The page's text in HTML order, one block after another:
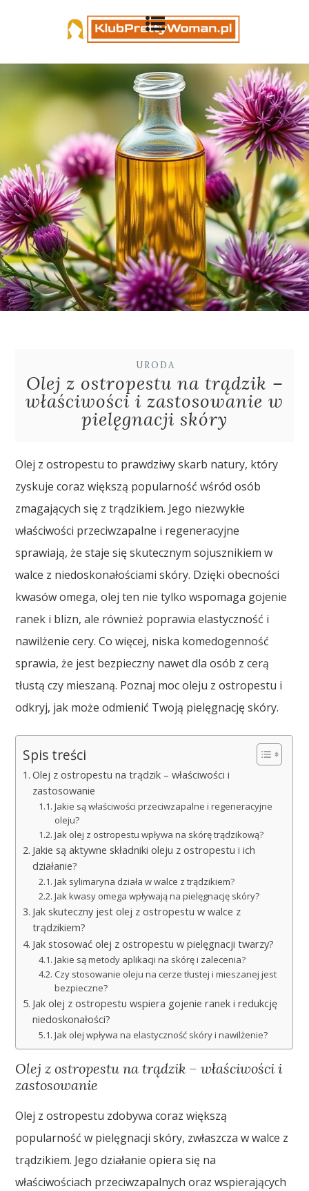
URODA
Olej z ostropestu na trądzik –
właściwości i zastosowanie w
pielęgnacji skóry
Olej z ostropestu to prawdziwy skarb natury, który
zyskuje coraz większą popularność wśród osób
zmagających się z trądzikiem. Jego niezwykłe
właściwości przeciwzapalne i regeneracyjne
sprawiają, że staje się skutecznym sojusznikiem w
walce z niedoskonałościami skóry. Dzięki obecności
kwasów omega, olej ten nie tylko wspomaga gojenie
ranek i blizn, ale również poprawia elastyczność i
nawilżenie cery. Co więcej, niska komedogenność
sprawia, że jest bezpieczny nawet dla osób z cerą
tłustą czy mieszaną. Poznaj moc oleju z ostropestu i
odkryj, jak może odmienić Twoją pielęgnację skóry.
Spis treści
Olej z ostropestu na trądzik – właściwości i
zastosowanie
Jakie są właściwości przeciwzapalne i regeneracyjne
oleju?
Jak olej z ostropestu wpływa na skórę trądzikową?
Jakie są aktywne składniki oleju z ostropestu i ich
działanie?
Jak sylimaryna działa w walce z trądzikiem?
Jak kwasy omega wpływają na pielęgnację skóry?
Jak skuteczny jest olej z ostropestu w walce z
trądzikiem?
Jak stosować olej z ostropestu w pielęgnacji twarzy?
Jakie są metody aplikacji na skórę i zalecenia?
Czy stosowanie oleju na cerze tłustej i mieszanej jest
bezpieczne?
Jak olej z ostropestu wspiera gojenie ranek i redukcję
niedoskonałości?
Jak olej wpływa na elastyczność skóry i nawilżenie?
Olej z ostropestu na trądzik – właściwości i
zastosowanie
Olej z ostropestu zdobywa coraz większą
popularność w pielęgnacji skóry, zwłaszcza w walce z
trądzikiem. Jego działanie opiera się na
właściwościach przeciwzapalnych oraz wspierających